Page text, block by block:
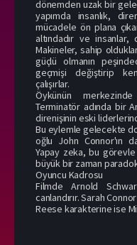
dönemden uzak bir
yapımda insanlık,
mücadele ön plana
altındadır ve insanlar,
Makineler, sahip
güçlü olmanın
geçmişi değiştirip
çalışırlar.
Öykünün
Terminatör adında bir
direnişinin eski
Bu eylemle gelecekte
oğlu John Connor'ın
Yapay zeka, bu
büyük bir zaman
Oyuncu Kadrosu
Filmde Arnold
canlandırır. Sarah
Reese karakterine ise